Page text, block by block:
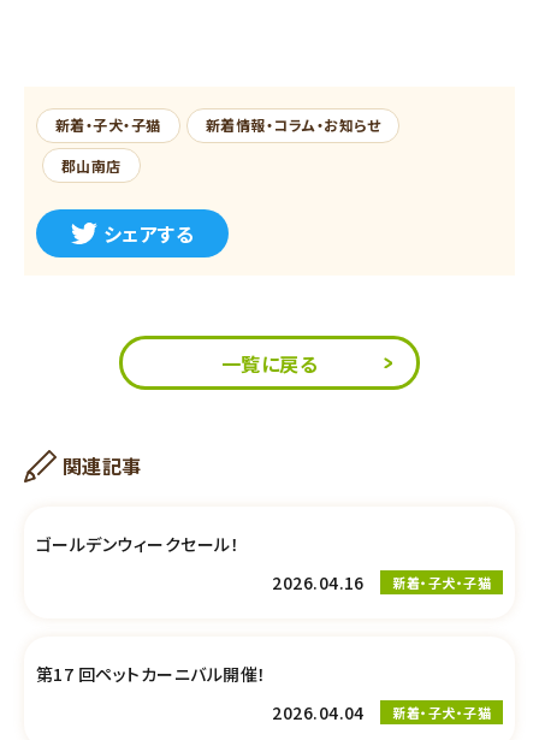
新着・子犬・子猫
新着情報・コラム・お知らせ
郡山南店
シェアする
一覧に戻る
関連記事
ゴールデンウィークセール！
2026.04.16
新着・子犬・子猫
第17 回ペットカーニバル開催！
2026.04.04
新着・子犬・子猫